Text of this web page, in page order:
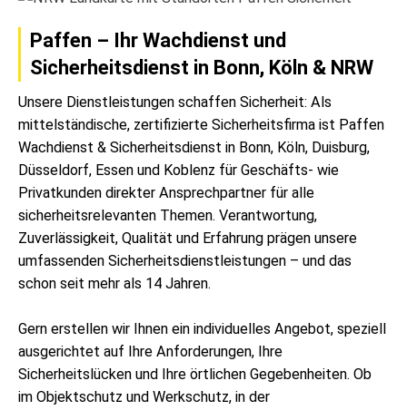
Paffen – Ihr Wachdienst und
Sicherheitsdienst in Bonn, Köln & NRW
Unsere Dienstleistungen schaffen Sicherheit: Als
mittelständische, zertifizierte Sicherheitsfirma ist Paffen
Wachdienst & Sicherheitsdienst in Bonn, Köln, Duisburg,
Düsseldorf, Essen und Koblenz für Geschäfts- wie
Privatkunden direkter Ansprechpartner für alle
sicherheitsrelevanten Themen. Verantwortung,
Zuverlässigkeit, Qualität und Erfahrung prägen unsere
umfassenden Sicherheits­dienstleistungen – und das
schon seit mehr als 14 Jahren.
Gern erstellen wir Ihnen ein individuelles Angebot, speziell
ausgerichtet auf Ihre Anforderungen, Ihre
Sicherheitslücken und Ihre örtlichen Gegebenheiten. Ob
im Objektschutz und Werkschutz, in der